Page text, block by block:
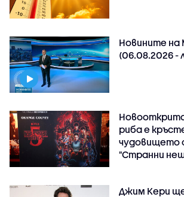
Новините на
(06.08.2026 -
риба е
чудовището
"Странни
Джим Кери